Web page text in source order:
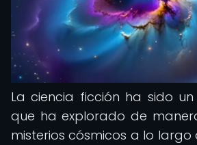
La ciencia ficción ha sido
que ha explorado de
misterios cósmicos a lo